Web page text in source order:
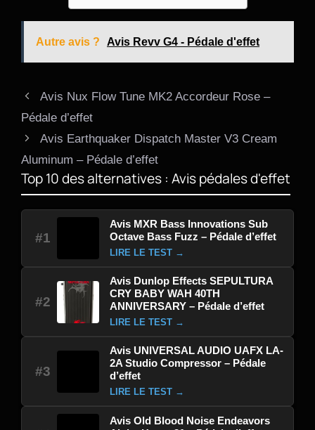
Autre avis ? Avis Revv G4 - Pédale d'effet
Avis Nux Flow Tune MK2 Accordeur Rose –
Pédale d’effet
Avis Earthquaker Dispatch Master V3 Cream
Aluminum – Pédale d’effet
Top 10 des alternatives : Avis pédales d'effet
#1
Avis MXR Bass Innovations Sub
Octave Bass Fuzz – Pédale d’effet
LIRE LE TEST →
#2
Avis Dunlop Effects SEPULTURA
CRY BABY WAH 40TH
ANNIVERSARY – Pédale d’effet
LIRE LE TEST →
#3
Avis UNIVERSAL AUDIO UAFX LA-
2A Studio Compressor – Pédale
d’effet
LIRE LE TEST →
Avis Old Blood Noise Endeavors